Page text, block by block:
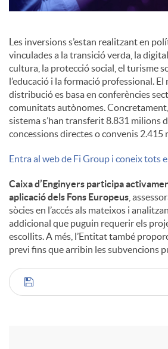
Les inversions s’estan realitzant en
vinculades a la transició verda, la
cultura, la protecció social, el turisme
l’educació i la formació professional. El
distribució es basa en conferències
comunitats autònomes.
sistema s’han transferit 8.831 milions
concessions directes o convenis 2.415
Entra al web de Fi Group i coneix tots
Caixa d’Enginyers participa
aplicació dels Fons Europeus ,
sòcies en l’accés als mateixos i
addicional que puguin requerir els
escollits. A més, l’Entitat també
previ fins que arribin les subvencions
C